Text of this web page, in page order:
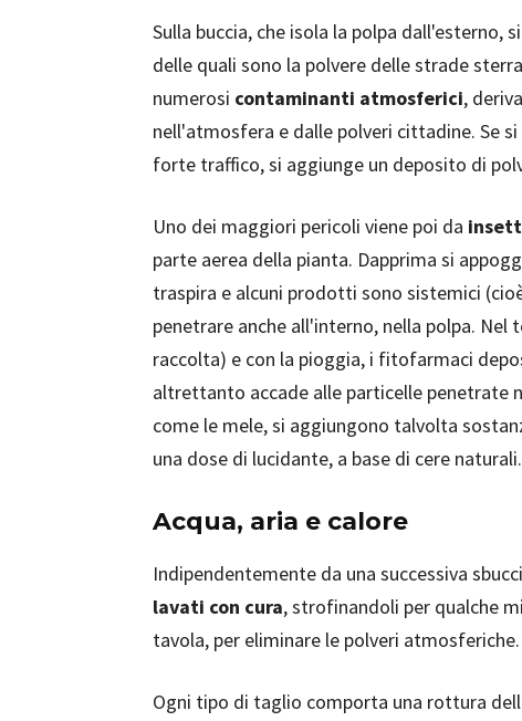
Sulla buccia, che isola la polpa dall'esterno,
delle quali sono la polvere delle strade
numerosi contaminanti atmosferici,
nell'atmosfera e dalle polveri cittadine. Se
forte traffico, si aggiunge un deposito di
Uno dei maggiori pericoli viene poi da
parte aerea della pianta. Dapprima si
traspira e alcuni prodotti sono sistemici
penetrare anche all'interno, nella polpa.
raccolta) e con la pioggia, i fitofarmaci
altrettanto accade alle particelle penetrate
come le mele, si aggiungono talvolta
una dose di lucidante, a base di cere naturali.
Acqua, aria e calore
Indipendentemente da una successiva
lavati con cura, strofinandoli per qualche
tavola, per eliminare le polveri atmosferiche.
Ogni tipo di taglio comporta una rottura